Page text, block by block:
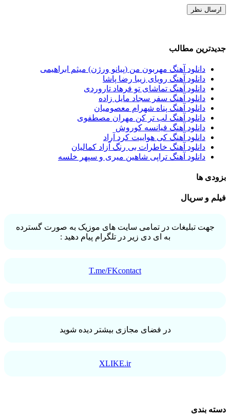
جدیدترین مطالب
دانلود آهنگ مهربون من (پیانو ورژن) میثم ابراهیمی
دانلود آهنگ رویای زیبا رضا پاشا
دانلود آهنگ تماشای تو فرهاد تاروردی
دانلود آهنگ سفر سجاد مایل زاده
دانلود آهنگ پناه شهرام معصومیان
دانلود آهنگ لب تر کن مهران مصطفوی
دانلود آهنگ فیانسه کوروش
دانلود آهنگ کی هواییت کرد آراد
دانلود آهنگ خاطرات بی رنگ آزاد کمالیان
دانلود آهنگ تراپی شاهین میری و سپهر خلسه
بزودی ها
فیلم و سریال
جهت تبلیغات در تمامی سایت های موزیک به صورت گسترده
به ای دی زیر در تلگرام پیام دهید :
T.me/FKcontact
در فضای مجازی بیشتر دیده شوید
XLIKE.ir
دسته بندی